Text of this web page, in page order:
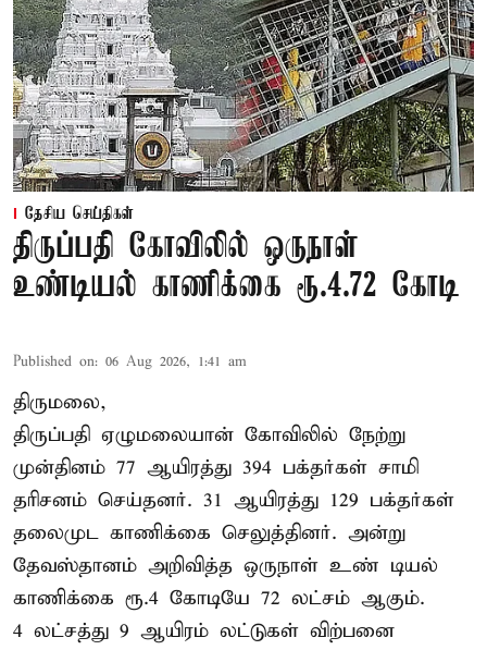
தேசிய செய்திகள்
திருப்பதி கோவிலில் ஒருநாள்
உண்டியல் காணிக்கை ரூ.4.72 கோடி
Published on: 06 Aug 2026, 1:41 am
திருமலை,
திருப்பதி ஏழுமலையான் கோவிலில் நேற்று
முன்தினம் 77 ஆயிரத்து 394 பக்தர்கள் சாமி
தரிசனம் செய்தனர். 31 ஆயிரத்து 129 பக்தர்கள்
தலைமுட காணிக்கை செலுத்தினர். அன்று
தேவஸ்தானம் அறிவித்த ஒருநாள் உண் டியல்
காணிக்கை ரூ.4 கோடியே 72 லட்சம் ஆகும்.
4 லட்சத்து 9 ஆயிரம் லட்டுகள் விற்பனை